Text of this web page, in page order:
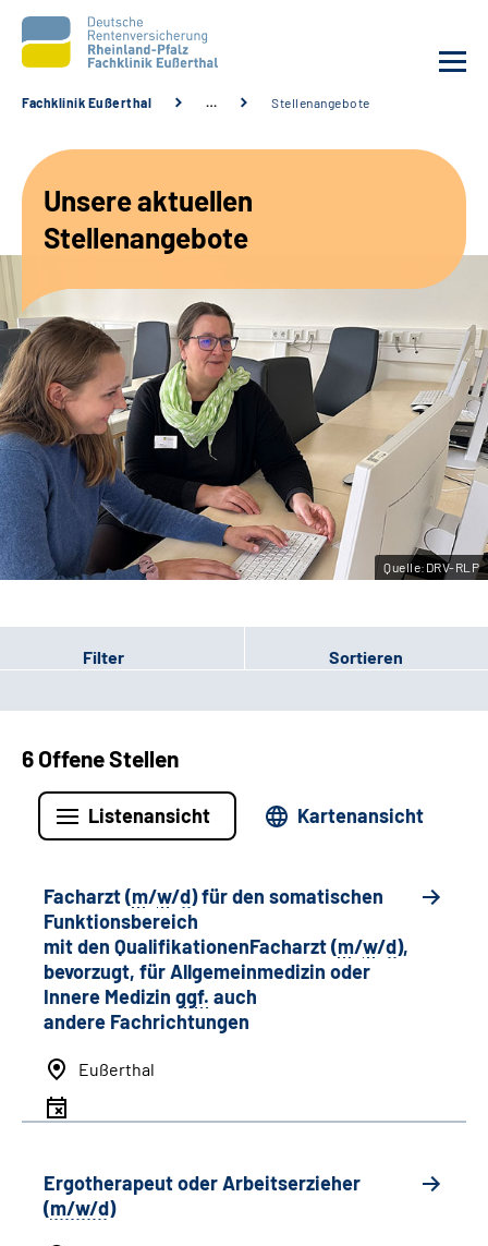
Unsere Angebote
Karriere
Beratungsstellen &
Zuweisende
Suche
Leichte Sprache
Gebärdensprache
Fachklinik Eußerthal … Stellenangebote
Unsere aktuellen
Stellenangebote
Quelle:DRV-RLP
Filter Sortieren
6 Offene Stellen
Listenansicht Kartenansicht
Facharzt (m/w/d) für den somatischen
Funktionsbereich
mit den QualifikationenFacharzt (m/w/d),
bevorzugt, für Allgemeinmedizin oder
Innere Medizin ggf. auch
andere Fachrichtungen
Eußerthal
Ergotherapeut oder Arbeitserzieher
(m/w/d)